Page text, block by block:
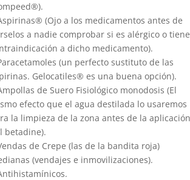
(Ojo a los medicamentos antes de
a nadie comprobar si es alérgico o tiene
a dicho medicamento).
(un perfecto sustituto de las
Gelocatiles® es una buena opción).
de Suero Fisiológico monodosis (El
efecto que el agua destilada lo usaremos
la limpieza de la zona antes de la aplicación
betadine).
de Crepe (las de la bandita roja)
(vendajes e inmovilizaciones).